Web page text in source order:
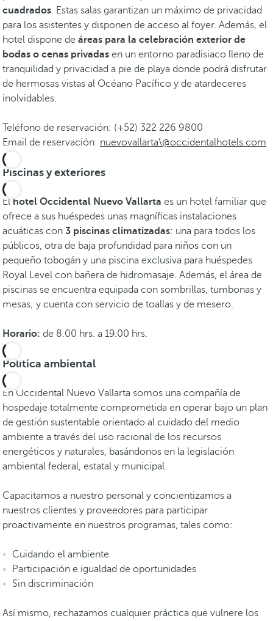
cuadrados . Estas salas garantizan un máximo de privacidad
para los asistentes y disponen de acceso al foyer. Además, el
hotel dispone de áreas para la celebración exterior de
bodas o cenas privadas en un entorno paradisiaco lleno de
tranquilidad y privacidad a pie de playa donde podrá disfrutar
de hermosas vistas al Océano Pacífico y de atardeceres
inolvidables.
Teléfono de reservación: (+52) 322 226 9800
Email de reservación: nuevovallarta\@occidentalhotels.com
Piscinas y exteriores
El hotel Occidental Nuevo Vallarta es un hotel familiar que
ofrece a sus huéspedes unas magníficas instalaciones
acuáticas con 3 piscinas climatizadas: una para todos los
públicos, otra de baja profundidad para niños con un
pequeño tobogán y una piscina exclusiva para huéspedes
Royal Level con bañera de hidromasaje. Además, el área de
piscinas se encuentra equipada con sombrillas, tumbonas y
mesas; y cuenta con servicio de toallas y de mesero.
Horario: de 8.00 hrs. a 19.00 hrs.
Política ambiental
En Occidental Nuevo Vallarta somos una compañía de
hospedaje totalmente comprometida en operar bajo un plan
de gestión sustentable orientado al cuidado del medio
ambiente a través del uso racional de los recursos
energéticos y naturales, basándonos en la legislación
ambiental federal, estatal y municipal.
Capacitamos a nuestro personal y concientizamos a
nuestros clientes y proveedores para participar
proactivamente en nuestros programas, tales como:
Cuidando el ambiente
Participación e igualdad de oportunidades
Sin discriminación
Así mismo, rechazamos cualquier práctica que vulnere los